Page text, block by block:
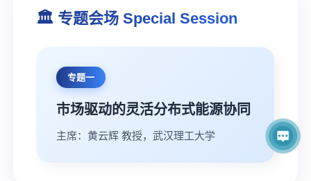
🏛️ 专题会场 Special Session
专题一
市场驱动的灵活分布式能源协同
主席：黄云辉 教授，武汉理工大学